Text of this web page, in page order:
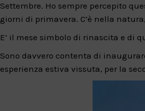
Settembre. Ho sempre percepito
giorni di primavera. C’è nella
E’ il mese simbolo di rinascita e di
Sono davvero contenta di
esperienza estiva vissuta, per la